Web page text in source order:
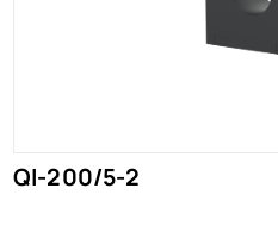
QI-200/5-2